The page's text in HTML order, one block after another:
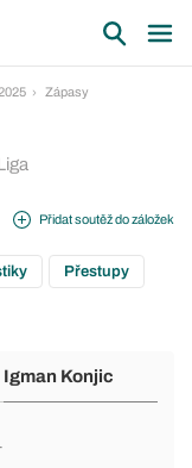
Zápasy
Přidat soutěž do záložek
Přestupy
Igman Konjic